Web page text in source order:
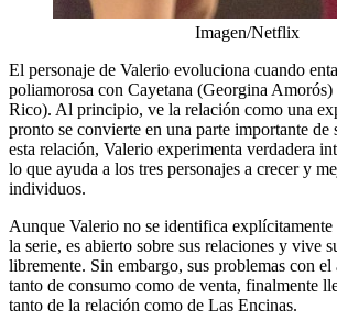
Imagen/Netflix
El personaje de Valerio evoluciona cuando
poliamorosa con Cayetana (Georgina Amorós)
Rico). Al principio, ve la relación como una
pronto se convierte en una parte importante de
esta relación, Valerio experimenta verdadera
lo que ayuda a los tres personajes a crecer y
individuos.
Aunque Valerio no se identifica
la serie, es abierto sobre sus relaciones y vive
libremente. Sin embargo, sus problemas con el
tanto de consumo como de venta, finalmente
tanto de la relación como de Las Encinas.